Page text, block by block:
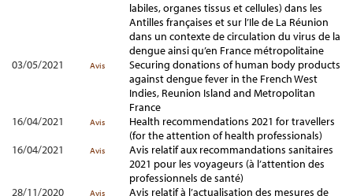
labiles, organes tissus et cellules) dans les
Antilles françaises et sur l’Ile de La Réunion
dans un contexte de circulation du virus de la
dengue ainsi qu’en France métropolitaine
03/05/2021
Avis
Securing donations of human body products
against dengue fever in the French West
Indies, Reunion Island and Metropolitan
France
16/04/2021
Avis
Health recommendations 2021 for travellers
(for the attention of health professionals)
16/04/2021
Avis
Avis relatif aux recommandations sanitaires
2021 pour les voyageurs (à l’attention des
professionnels de santé)
28/11/2020
Avis
Avis relatif à l’actualisation des mesures de